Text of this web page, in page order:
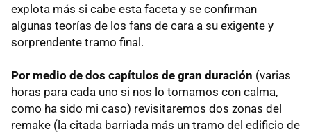
explota más si cabe esta faceta y se confirman
algunas teorías de los fans de cara a su exigente y
sorprendente tramo final.
Por medio de dos capítulos de gran duración (varias
horas para cada uno si nos lo tomamos con calma,
como ha sido mi caso) revisitaremos dos zonas del
remake (la citada barriada más un tramo del edificio de